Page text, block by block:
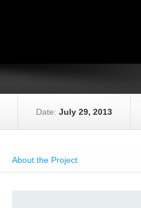
Date: July 29, 2013
About the Project